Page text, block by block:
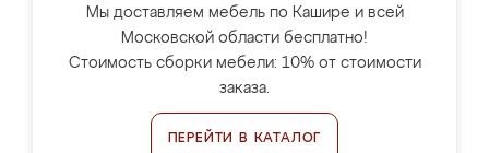
Мы доставляем мебель по Кашире и всей
Московской области бесплатно!
Стоимость сборки мебели: 10% от стоимости
заказа.
ПЕРЕЙТИ В КАТАЛОГ